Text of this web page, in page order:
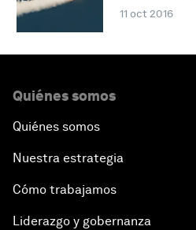
11 oct 2016
Quiénes somos
Quiénes somos
Nuestra estrategia
Cómo trabajamos
Liderazgo y gobernanza